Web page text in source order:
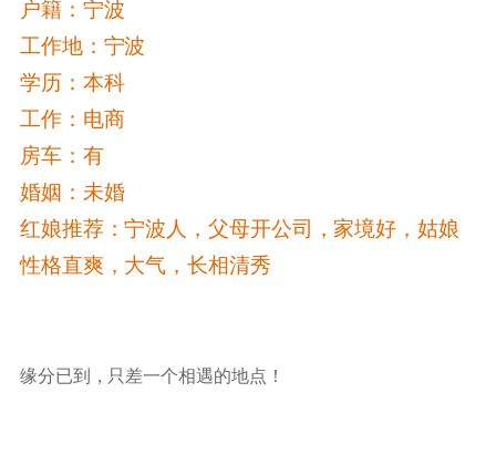
户籍：宁波
工作地：宁波
学历：本科
工作：电商
房车：有
婚姻：未婚
红娘推荐：宁波人，父母开公司，家境好，姑娘
性格直爽，大气，长相清秀
缘分已到，只差一个相遇的地点！